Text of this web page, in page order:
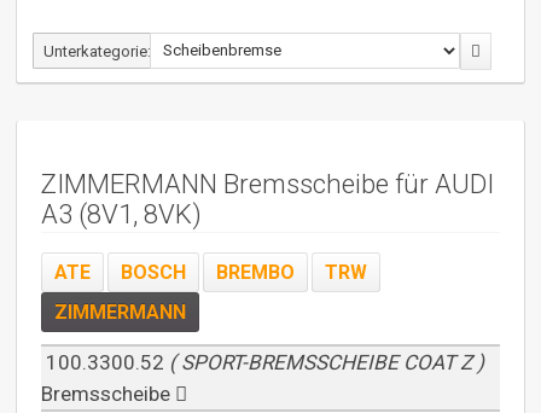
Unterkategorie:
ZIMMERMANN Bremsscheibe für AUDI
A3 (8V1, 8VK)
ATE BOSCH BREMBO
TRW
ZIMMERMANN
100.3300.52 ( SPORT-BREMSSCHEIBE COAT Z )
Bremsscheibe